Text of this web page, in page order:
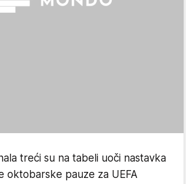
treći su na tabeli uoči nastavka
oktobarske pauze za UEFA